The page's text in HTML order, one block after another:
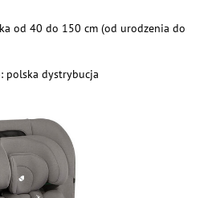
polska dystrybucja
od 40 do 150 cm (od urodzenia do